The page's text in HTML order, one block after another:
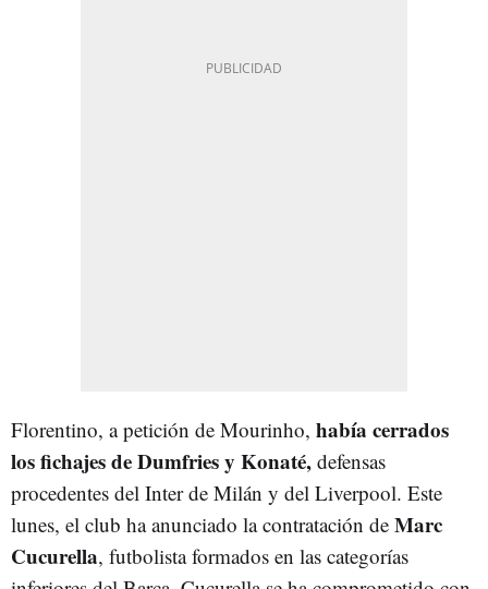
Florentino, a petición de Mourinho, había cerrados
los fichajes de Dumfries y Konaté, defensas
procedentes del Inter de Milán y del Liverpool. Este
lunes, el club ha anunciado la contratación de Marc
Cucurella, futbolista formados en las categorías